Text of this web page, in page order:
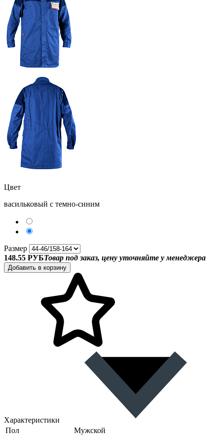
Цвет
васильковый с темно-синим
Размер
148.55 РУБТовар под заказ, цену уточняйте у менеджера
Добавить в корзину
Характеристики
Пол
Мужской